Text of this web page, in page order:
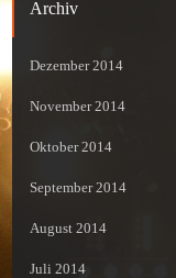
Archiv
Dezember 2014
November 2014
Oktober 2014
September 2014
August 2014
Juli 2014